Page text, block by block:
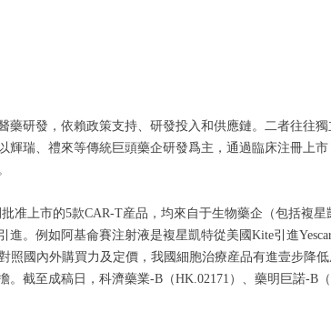
藥研發，依賴政策支持、研發投入和供應鏈。二者往往
輝瑞、禮來等傳統巨頭藥企研發爲主，通過臨床注冊上
准上市的5款CAR-T産品，均來自于生物藥企（包括複
。例如阿基侖賽注射液是複星凱特從美國Kite引進
照國內外購買力及定價，我國細胞治療産品有進壹步降
截至成稿日，科濟藥業-B（HK.02171）、藥明巨諾-B